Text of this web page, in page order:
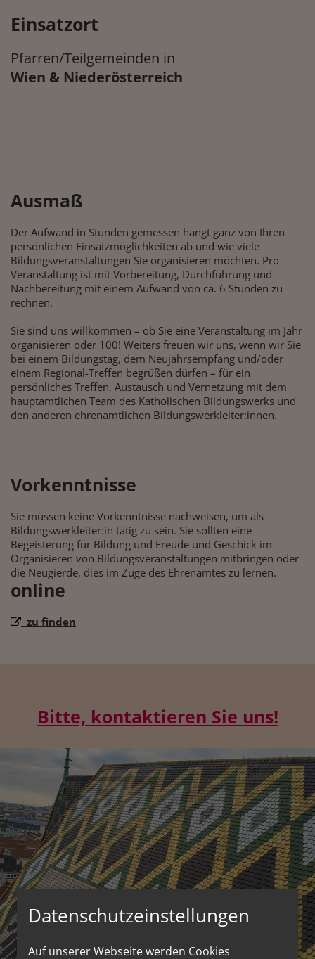
Einsatzort
Pfarren/Teilgemeinden in
Wien & Niederösterreich
Ausmaß
Der Aufwand in Stunden gemessen hängt ganz von Ihren
persönlichen Einsatzmöglichkeiten ab und wie viele
Bildungsveranstaltungen Sie organisieren möchten. Pro
Veranstaltung ist mit Vorbereitung, Durchführung und
Nachbereitung mit einem Aufwand von ca. 6 Stunden zu
rechnen.
Sie sind uns willkommen – ob Sie eine Veranstaltung im Jahr
organisieren oder 100! Weiters freuen wir uns, wenn wir Sie
bei einem Bildungstag, dem Neujahrsempfang und/oder
einem Regional-Treffen begrüßen dürfen – für ein
persönliches Treffen, Austausch und Vernetzung mit dem
hauptamtlichen Team des Katholischen Bildungswerks und
den anderen ehrenamtlichen Bildungswerkleiter:innen.
Vorkenntnisse
Sie müssen keine Vorkenntnisse nachweisen, um als
Bildungswerkleiter:in tätig zu sein. Sie sollten eine
Begeisterung für Bildung und Freude und Geschick im
Organisieren von Bildungsveranstaltungen mitbringen oder
die Neugierde, dies im Zuge des Ehrenamtes zu lernen.
online
zu finden
Bitte, kontaktieren Sie uns!
Datenschutzeinstellungen
Auf unserer Webseite werden Cookies